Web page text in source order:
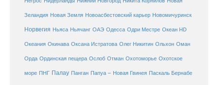
Зеландия Новая Земля Новоасбестовский карьер Новомичуринск
Норвегия Ньяса Ньячанг ОАЭ Одесса Одри Местре Океан HD
Океания Окинава Оксана Истратова Олег Никитин Ольхон Оман
Орда Ординская пещера Ослоб Отман Охотоморье Охотское
море ПНГ Палау Панган Папуа – Новая Гвинея Паскаль Бернабе